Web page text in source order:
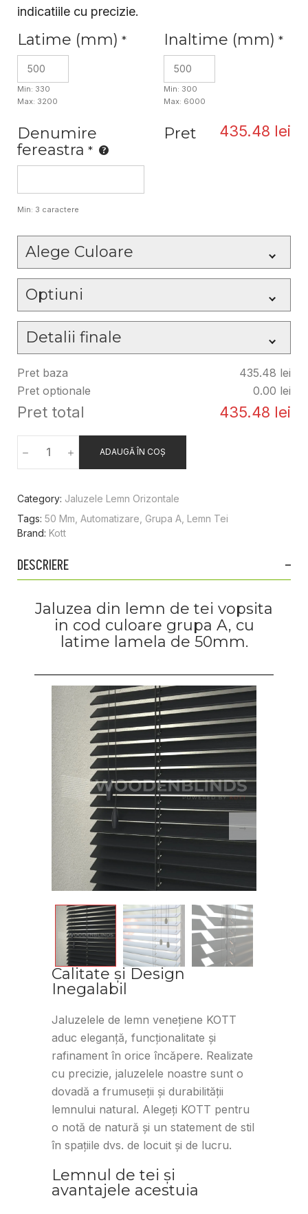
indicatiile cu precizie.
Latime (mm) *
Min: 330
Max: 3200
Inaltime (mm) *
Min: 300
Max: 6000
Denumire
fereastra *
Min: 3 caractere
Pret 435.48 lei
Alege Culoare
Selecteaza culoarea sau finisajul
dorit*
B0101 alb
B0104 B0105
antracit
B0113 negru B0114 C1001
Optiuni
Tratament
anti-
lateral
Banda
decorativa
Tip
motorizare
Detalii finale
Montaj in interiorul glafului Da
Capete laterale profil
mascare
Snur ridicare/coborare
jaluzea
Snur orientare lamele
Dreapta
Sistem Child safety*
Da
Nu
Pret baza 435.48 lei
Pret optionale
0.00 lei
Pret total 435.48 lei
ADAUGĂ ÎN COȘ
Category: Jaluzele Lemn Orizontale
Tags: 50 Mm Automatizare Grupa A Lemn Tei
Brand: Kott
DESCRIERE
Jaluzea din lemn de tei vopsita
in cod culoare grupa A, cu
latime lamela de 50mm.
Calitate și Design
Inegalabil
Jaluzelele de lemn venețiene KOTT
aduc eleganță, funcționalitate și
rafinament în orice încăpere. Realizate
cu precizie, jaluzelele noastre sunt o
dovadă a frumuseții și durabilității
lemnului natural. Alegeți KOTT pentru
o notă de natură și un statement de stil
în spațiile dvs. de locuit și de lucru.
Lemnul de tei și
avantajele acestuia